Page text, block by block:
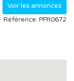
Voir les annonces
Référence: PFR0672